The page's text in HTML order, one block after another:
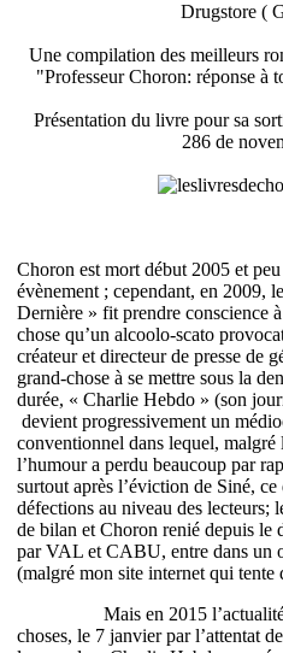
Drugstore (
Une compilation des meilleurs
"Professeur Choron: réponse à
Présentation du livre pour sa
286 de
Choron est mort début 2005 et
évènement ; cependant, en 2009,
Dernière » fit prendre conscience
chose qu’un alcoolo-scato
créateur et directeur de presse de
grand-chose à se mettre sous la
durée, « Charlie Hebdo » (son
devient progressivement un
conventionnel dans lequel, malgré
l’humour a perdu beaucoup par
surtout après l’éviction de Siné,
défections au niveau des lecteurs;
de bilan et Choron renié depuis le
par VAL et CABU, entre dans un
(malgré mon site internet qui tente
Mais en 2015 l’actualité va
choses, le 7 janvier par l’attentat